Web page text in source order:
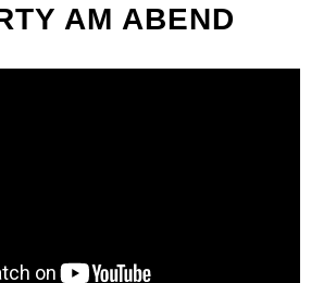
AM ABEND